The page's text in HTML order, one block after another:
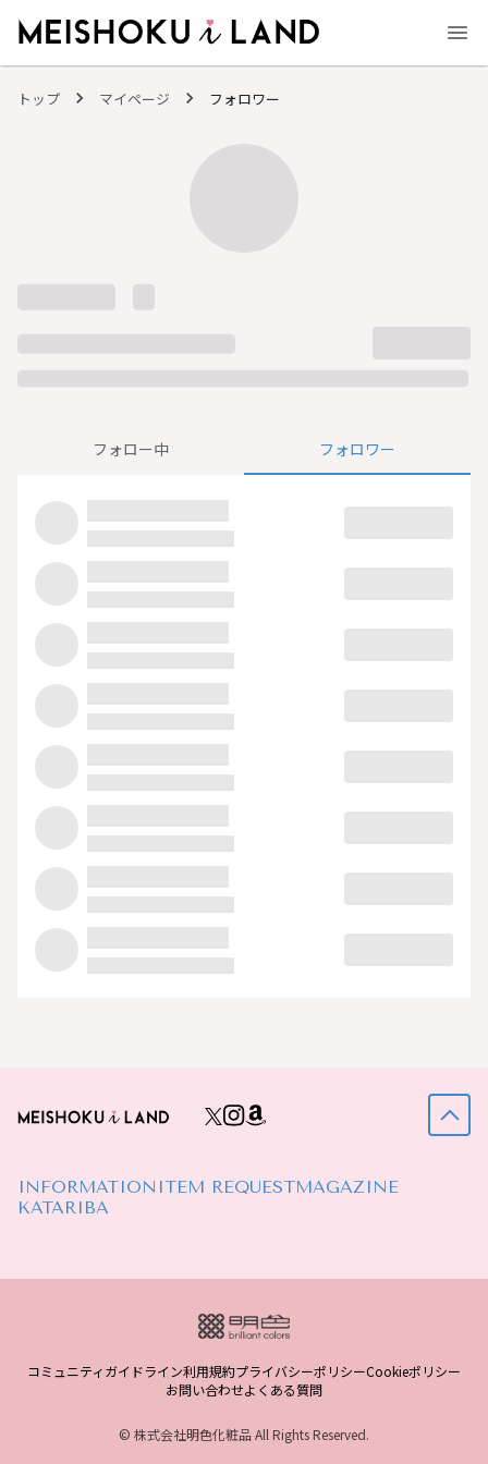
トップ マイページ フォロワー
フォロー中 フォロワー
INFORMATION ITEM REQUESTMAGAZINE
KATARIBA
コミュニティガイドライン利用規約プライバシーポリシーCookieポリシー
お問い合わせよくある質問
© 株式会社明色化粧品 All Rights Reserved.